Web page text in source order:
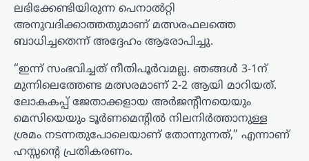
ലഭിക്കേണ്ടിയിരുന്ന പെനാൽറ്റി
അനുവദിക്കാത്തതുമാണ് മത്സരഫലത്തെ
ബാധിച്ചതെന്ന് അദ്ദേഹം ആരോപിച്ചു.
“ഇന്ന് സംഭവിച്ചത് നീതിപൂർവമല്ല. ഞങ്ങൾ 3-1ന്
മുന്നിലെത്തേണ്ട മത്സരമാണ് 2-2 ആയി മാറിയത്.
ലോകകപ്പ് ജേതാക്കളായ അർജന്റീനയെയും
മെസിയെയും ടൂർണമെന്റിൽ നിലനിർത്താനുള്ള
ശ്രമം നടന്നതുപോലെയാണ് തോന്നുന്നത്,” എന്നാണ്
ഹസ്സന്റെ പ്രതികരണം.